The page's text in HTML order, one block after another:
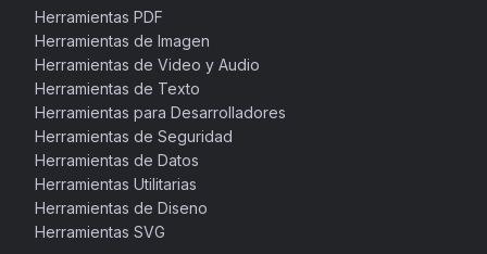
Herramientas PDF
Herramientas de Imagen
Herramientas de Video y Audio
Herramientas de Texto
Herramientas para Desarrolladores
Herramientas de Seguridad
Herramientas de Datos
Herramientas Utilitarias
Herramientas de Diseno
Herramientas SVG